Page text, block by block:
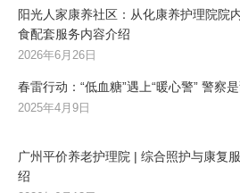
阳光人家康养社区：从化康养护理院院
食配套服务内容介绍
2026年6月26日
春雷行动：“低血糖”遇上“暖心警” 警察是
2025年4月9日
广州平价养老护理院 | 综合照护与康复
绍